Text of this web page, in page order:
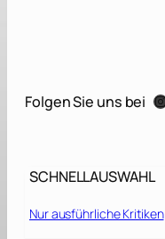
y
2
]
Folgen Sie uns bei Instagram
SCHNELLAUSWAHL
Nur ausführliche Kritiken